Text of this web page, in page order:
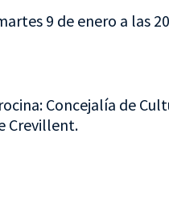
9 de enero a las
Concejalía de
Crevillent.